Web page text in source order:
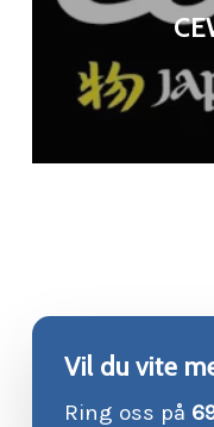
Vil du vite
Ring oss på